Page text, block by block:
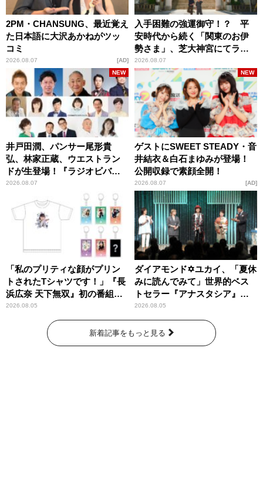
2PM・CHANSUNG、最近覚え
た日本語に大沢あかねがツッ
コミ
2026.08.07 AD
入手困難の強運御守！？ 平
安時代から続く「関東のお伊
勢さま」、芝大神宮にてラン
パンプスが合格祈願！
2026.08.07
井戸田潤、パンサー尾形貴
弘、林家正蔵、ウエストラン
ドが生登場！『ラジオビバリ
ー昼ズ』
2026.08.07
NEW
ゲストにSWEET STEADY・音
井結衣＆白石まゆみが登場！
公開収録で素顔全開！
2026.08.07
NEW
AD
「私のプリティな顔がプリン
トされたTシャツです！」『長
浜広奈 天下無双』初の番組グ
ッズ発売
2026.08.05
ダイアモンド✡ユカイ、「夏休
みに読んでみて」世界的ベス
トセラー『アナスタシア』を
紹介
2026.08.05
新着記事をもっと見る